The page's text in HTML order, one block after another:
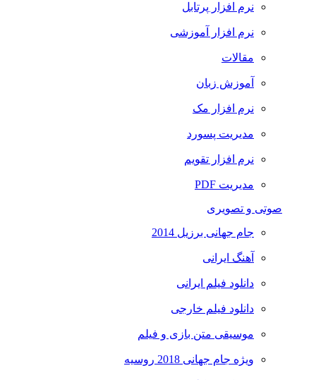
نرم افزار پرتابل
نرم افزار آموزشی
مقالات
آموزش زبان
نرم افزار مک
مدیریت پسورد
نرم افزار تقویم
مدیریت PDF
صوتی و تصویری
جام جهانی برزیل 2014
آهنگ ایرانی
دانلود فیلم ایرانی
دانلود فیلم خارجی
موسیقی متن بازی و فیلم
ویژه جام جهانی 2018 روسیه